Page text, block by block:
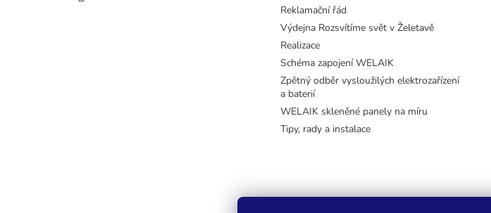
Reklamační řád
Výdejna Rozsvítíme svět v Želetavě
Realizace
Schéma zapojení WELAIK
Zpětný odběr vysloužilých elektrozařízení
a baterií
WELAIK skleněné panely na míru
Tipy, rady a instalace